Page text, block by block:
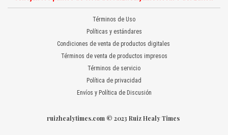
Términos de Uso
Políticas y estándares
Condiciones de venta de productos digitales
Términos de venta de productos impresos
Términos de servicio
Política de privacidad
Envíos y Política de Discusión
ruizhealytimes.com © 2023 Ruiz Healy Times